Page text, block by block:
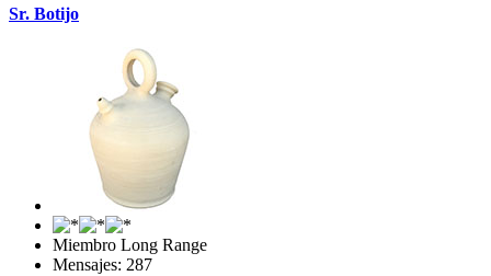
Sr. Botijo
Miembro Long Range
Mensajes: 287